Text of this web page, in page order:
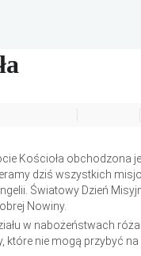
Kościoła obchodzona
dziś wszystkich
Światowy Dzień
Nowiny.
w nabożeństwach
nie mogą przybyć